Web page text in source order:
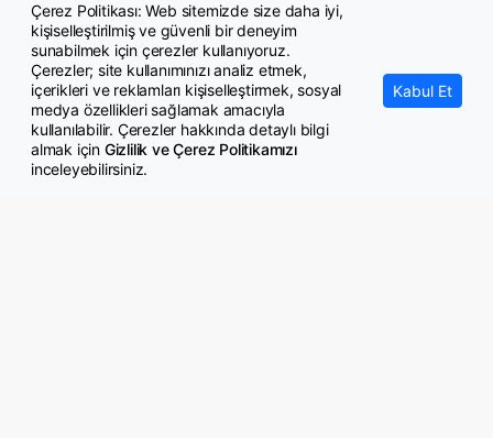
Greve katılan aile hekimi Danıştay'da kaybetti
Çerez Politikası: Web sitemizde size daha iyi,
kişiselleştirilmiş ve güvenli bir deneyim
sunabilmek için çerezler kullanıyoruz.
Çerezler; site kullanımınızı analiz etmek,
içerikleri ve reklamları kişiselleştirmek, sosyal
medya özellikleri sağlamak amacıyla
kullanılabilir. Çerezler hakkında detaylı bilgi
almak için Gizlilik ve Çerez Politikamızı
inceleyebilirsiniz.
Kabul Et